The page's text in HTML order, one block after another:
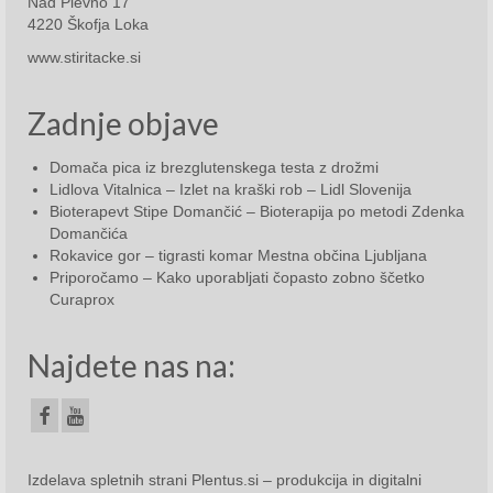
Avgust 2021
September 2021
November 2021
December 2021
2022
Januar 2022
Marec 2022
4220 Škofja Loka
www.stiritacke.si
Zadnje objave
Domača pica iz brezglutenskega testa z drožmi
Lidlova Vitalnica – Izlet na kraški rob – Lidl Slovenija
Bioterapevt Stipe Domančić – Bioterapija po metodi Zdenka
Domančića
Rokavice gor – tigrasti komar Mestna občina Ljubljana
Priporočamo – Kako uporabljati čopasto zobno ščetko
Curaprox
Najdete nas na:
Izdelava spletnih strani Plentus.si – produkcija in digitalni